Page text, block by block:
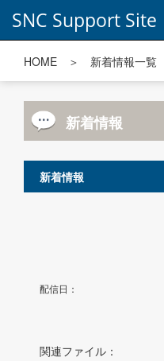
SNC Support Site
HOME ＞ 新着情報一覧
新着情報
新着情報
配信日：
関連ファイル：